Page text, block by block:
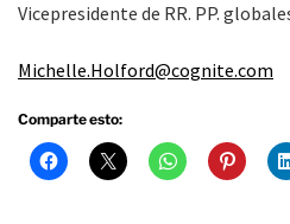
Vicepresidente de RR. PP.
Michelle.Holford@cognite.com
Comparte esto: